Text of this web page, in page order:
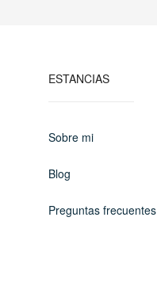
ESTANCIAS
Sobre mi
Blog
Preguntas frecuentes